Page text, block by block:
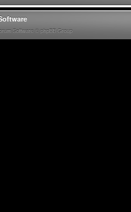
Software © phpBB Group